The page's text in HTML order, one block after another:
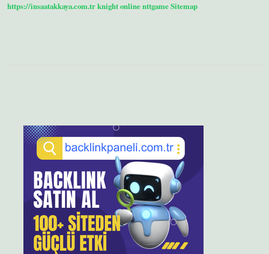
https://insaatakkaya.com.trknight onlinenttgameSitemap